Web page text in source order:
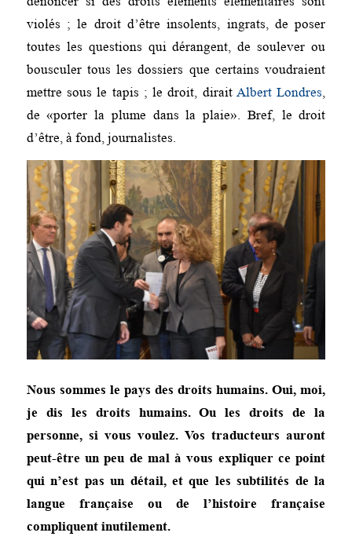
violés ; le droit d’être insolents, ingrats, de poser
toutes les questions qui dérangent, de soulever ou
bousculer tous les dossiers que certains voudraient
mettre sous le tapis ; le droit, dirait Albert Londres
de «porter la plume dans la plaie». Bref, le droit
d’être, à fond, journalistes.
Nous sommes le pays des droits humains. Oui, moi,
je dis les droits humains. Ou les droits de la
personne, si vous voulez. Vos traducteurs auront
peut-être un peu de mal à vous expliquer ce point
qui n’est pas un détail, et que les subtilités de la
langue française ou de l’histoire française
compliquent inutilement.